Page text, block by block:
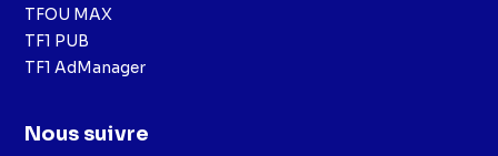
TFOU MAX
TF1 PUB
TF1 AdManager
Nous suivre